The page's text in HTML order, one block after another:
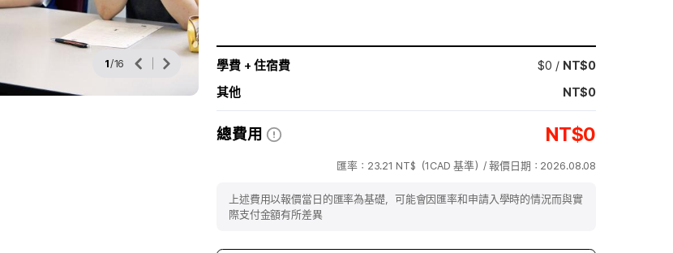
1/16 學費 + 住宿費 $0 / NT$0
其他
NT$0
總費用 NT$0
匯率： 23.21 NT$（1CAD 基準）/ 報價日期： 2026.08.08
上述費用以報價當日的匯率為基礎，可能會因匯率和申請入學時的情況而與實
際支付金額有所差異